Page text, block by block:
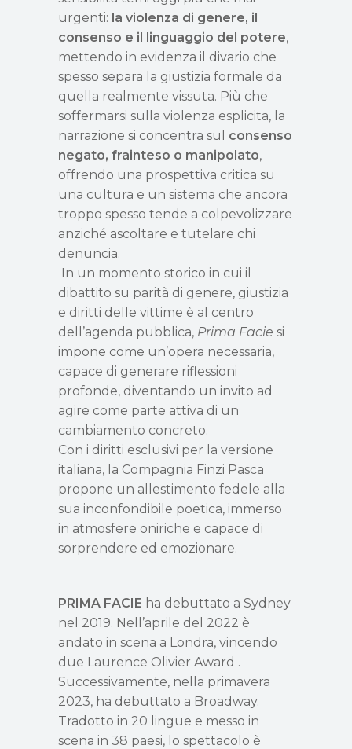
urgenti: la violenza di genere, il
consenso e il linguaggio del potere,
mettendo in evidenza il divario che
spesso separa la giustizia formale da
quella realmente vissuta. Più che
soffermarsi sulla violenza esplicita, la
narrazione si concentra sul
consenso
negato, frainteso o manipolato,
offrendo una prospettiva critica su
una cultura e un sistema che ancora
troppo spesso tende a colpevolizzare
anziché ascoltare e tutelare chi
denuncia.
In un momento storico in cui il
dibattito su parità di genere, giustizia
e diritti delle vittime è al centro
dell ’agenda pubblica, Prima Facie si
impone come un’opera necessaria,
capace di generare riflessioni
profonde, diventando un invito ad
agire come parte attiva di un
cambiamento concreto.
Con i diritti esclusivi per la versione
italiana, la Compagnia Finzi Pasca
propone un allestimento fedele alla
sua inconfondibile poetica, immerso
in atmosfere oniriche e capace di
sorprendere ed emozionare.
PRIMA FACIE ha debuttato a Sydney
nel 2019. Nell ’aprile del 2022 è
andato in scena a Londra, vincendo
due Laurence Olivier Award .
Successivamente, nella primavera
2023, ha debuttato a Broadway.
Tradotto in 20 lingue e messo in
scena in 38 paesi, lo spettacolo è